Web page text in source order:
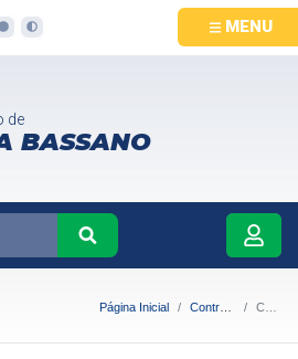
MENU
de
BASSANO
Página Inicial Contratos CONTRATO 95/2026